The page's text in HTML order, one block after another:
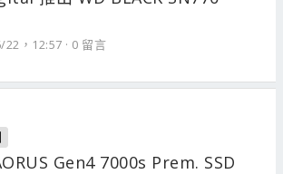
22，12:57 0 留言
Gen4 7000s Prem. SSD